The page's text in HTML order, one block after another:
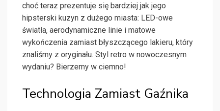
choć teraz prezentuje się bardziej jak jego
hipsterski kuzyn z dużego miasta: LED-owe
światła, aerodynamiczne linie i matowe
wykończenia zamiast błyszczącego lakieru, który
znaliśmy z oryginału. Styl retro w nowoczesnym
wydaniu? Bierzemy w ciemno!
Technologia Zamiast Gaźnika